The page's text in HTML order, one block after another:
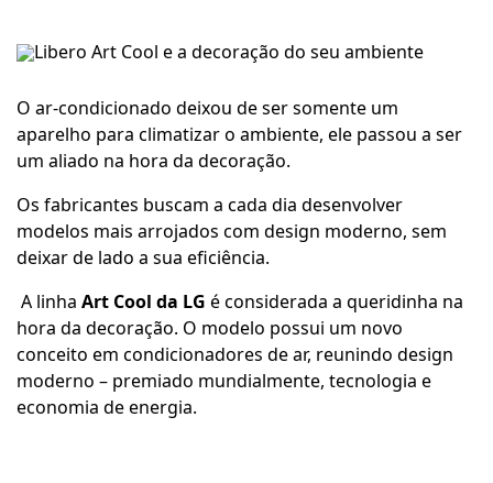
O ar-condicionado deixou de ser somente um
aparelho para climatizar o ambiente, ele passou a ser
um aliado na hora da decoração.
Os fabricantes buscam a cada dia desenvolver
modelos mais arrojados com design moderno, sem
deixar de lado a sua eficiência.
A linha Art Cool da LG é considerada a queridinha na
hora da decoração. O modelo possui um novo
conceito em condicionadores de ar, reunindo design
moderno – premiado mundialmente, tecnologia e
economia de energia.